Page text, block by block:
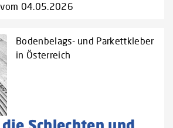
04.05.2026
Bodenbelags- und Parkettkleber
in Österreich